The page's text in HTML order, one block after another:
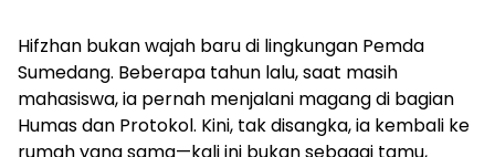
Hifzhan bukan wajah baru di lingkungan Pemda
Sumedang. Beberapa tahun lalu, saat masih
mahasiswa, ia pernah menjalani magang di bagian
Humas dan Protokol. Kini, tak disangka, ia kembali ke
rumah yang sama—kali ini bukan sebagai tamu,